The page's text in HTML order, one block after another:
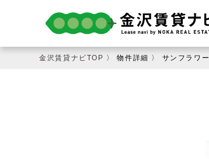
金沢賃貸ナビTOP 〉 物件詳細 〉 サンフラワー